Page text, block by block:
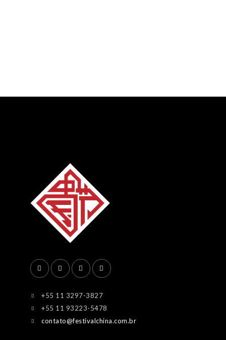
+55 11 3297-3827
+55 11 93223-5478
contato@festivalchina.com.br